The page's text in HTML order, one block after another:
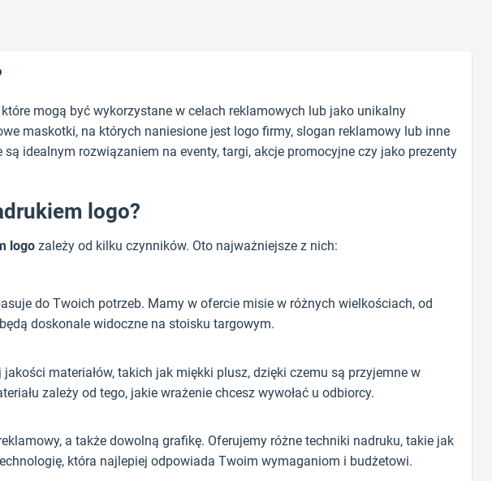
mogą być wykorzystane w celach reklamowych lub jako unikalny
maskotki, na których naniesione jest logo firmy, slogan reklamowy lub inne
idealnym rozwiązaniem na eventy, targi, akcje promocyjne czy jako prezenty
logo?
logozależy od kilku czynników. Oto najważniejsze z nich:
do Twoich potrzeb. Mamy w ofercie misie w różnych wielkościach, od
doskonale widoczne na stoisku targowym.
materiałów, takich jak miękki plusz, dzięki czemu są przyjemne w
zależy od tego, jakie wrażenie chcesz wywołać u odbiorcy.
a także dowolną grafikę. Oferujemy różne techniki nadruku, takie jak
która najlepiej odpowiada Twoim wymaganiom i budżetowi.